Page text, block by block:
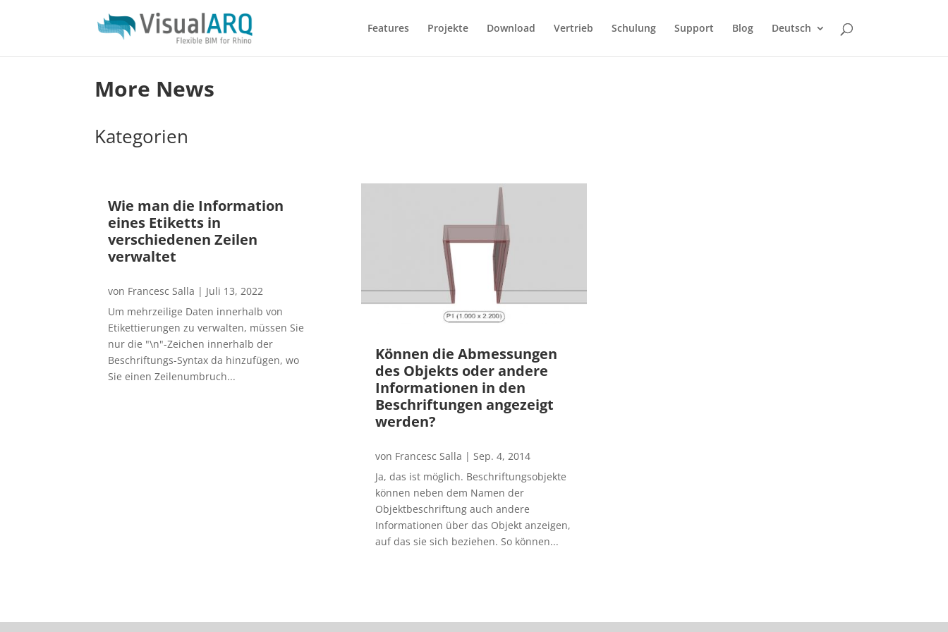
Features Projekte Download Vertrieb Schulung Support Blog Deutsch
More News
Kategorien
Wie man die Information
eines Etiketts in
verschiedenen Zeilen
verwaltet
von Francesc Salla | Juli 13, 2022
Um mehrzeilige Daten innerhalb von
Etikettierungen zu verwalten, müssen Sie
nur die "\n"-Zeichen innerhalb der
Beschriftungs-Syntax da hinzufügen, wo
Sie einen Zeilenumbruch...
Können die Abmessungen
des Objekts oder andere
Informationen in den
Beschriftungen angezeigt
werden?
von Francesc Salla | Sep. 4, 2014
Ja, das ist möglich. Beschriftungsobjekte
können neben dem Namen der
Objektbeschriftung auch andere
Informationen über das Objekt anzeigen,
auf das sie sich beziehen. So können...